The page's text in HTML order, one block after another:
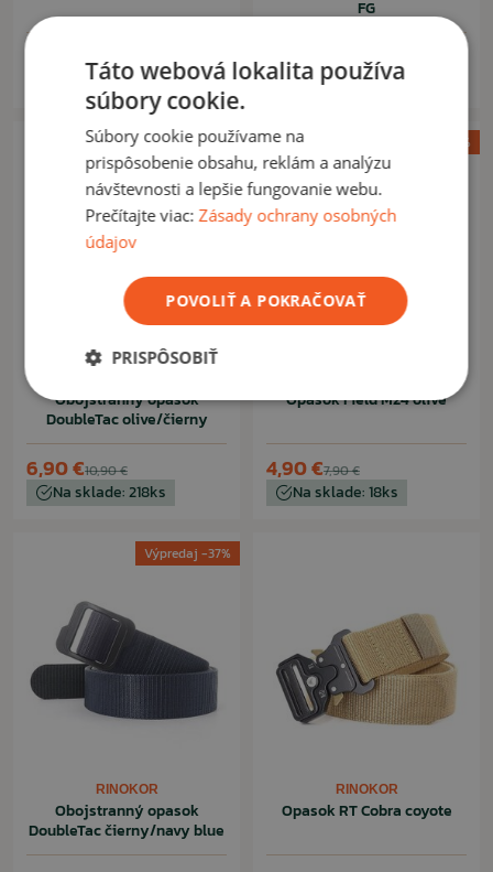
Na sklade: 16ks
FG
7,90 €
Na sklade: 16ks
Výpredaj -37%
Obojstranný opasok
DoubleTac olive/čierny
10,90 €
6,90 €
Na sklade: 218ks
Výpredaj -38%
Opasok Field M24 olive
7,90 €
4,90 €
Na sklade: 18ks
Výpredaj -37%
RINOKOR
Obojstranný opasok
DoubleTac čierny/navy blue
RINOKOR
Opasok RT Cobra coyote
Táto webová lokalita používa
súbory cookie.
Súbory cookie používame na
prispôsobenie obsahu, reklám a analýzu
návštevnosti a lepšie fungovanie webu.
Prečítajte viac:Zásady ochrany osobných
údajov
POVOLIŤ A POKRAČOVAŤ
PRISPÔSOBIŤ